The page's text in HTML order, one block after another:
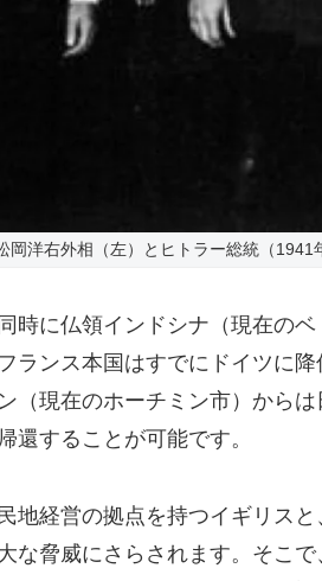
岡洋右外相（左）とヒトラー総統（1941
時に仏領インドシナ（現在のベ
ランス本国はすでにドイツに
（現在のホーチミン市）から
還することが可能です。
地経営の拠点を持つイギリス
な脅威にさらされます。そこ